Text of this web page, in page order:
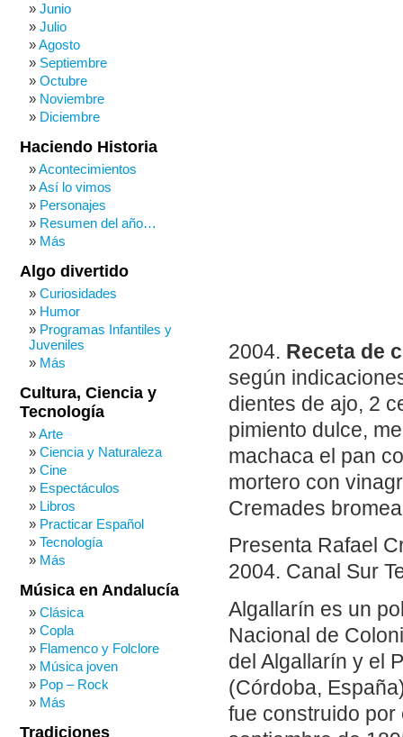
2004. Receta de
según
dientes de ajo, 2
pimiento dulce,
machaca el pan
mortero con
Cremades
Presenta Rafael
2004. Canal Sur
Algallarín es un
Nacional de
del Algallarín y el
(Córdoba,
fue construido por
Junio
Julio
Agosto
Septiembre
Octubre
Noviembre
Diciembre
Haciendo Historia
Acontecimientos
Así lo vimos
Personajes
Resumen del año…
Más
Algo divertido
Curiosidades
Humor
Programas Infantiles y
Juveniles
Más
Cultura, Ciencia y
Tecnología
Arte
Ciencia y Naturaleza
Cine
Espectáculos
Libros
Practicar Español
Tecnología
Más
Música en Andalucía
Clásica
Copla
Flamenco y Folclore
Música joven
Pop – Rock
Más
Tradiciones